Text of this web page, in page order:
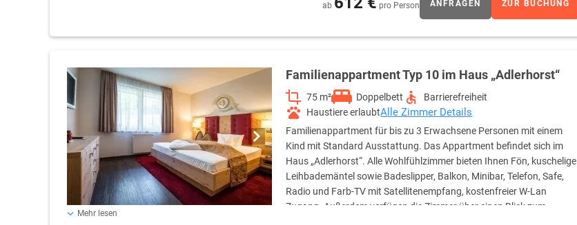
ab pro Person ANFRAGEN ZUR BUCHUNG
Familienappartment Typ 10 im Haus „Adlerhorst“
75 m² Doppelbett
Barrierefreiheit
Haustiere erlaubtAlle Zimmer Details
Familienappartment für bis zu 3 Erwachsene Personen mit einem
Kind mit Standard Ausstattung. Das Appartment befindet sich im
Haus „Adlerhorst“. Alle Wohlfühlzimmer bieten Ihnen Fön, kuschelige
Leihbademäntel sowie Badeslipper, Balkon, Minibar, Telefon, Safe,
Radio und Farb-TV mit Satellitenempfang, kostenfreier W-Lan
Zugang. Außerdem verfügen die Zimmer über einen Blick zum
Mehr lesen